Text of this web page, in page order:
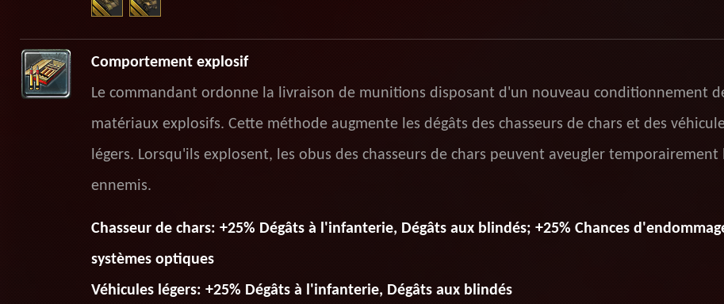
Comportement explosif
Le commandant ordonne la livraison de munitions disposant d'un nouveau conditionnement
matériaux explosifs. Cette méthode augmente les dégâts des chasseurs de chars et des
légers. Lorsqu'ils explosent, les obus des chasseurs de chars peuvent aveugler temporairement
ennemis.
Сhasseur de chars: +25% Dégâts à l'infanterie, Dégâts aux blindés; +25% Chances
systèmes optiques
Véhicules légers: +25% Dégâts à l'infanterie, Dégâts aux blindés